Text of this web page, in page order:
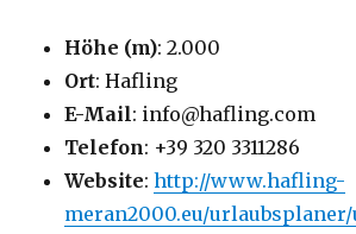
Höhe (m): 2.000
Ort: Hafling
E-Mail: info@hafling.com
Telefon: +39 320 3311286
Website:http://www.hafling-
meran2000.eu/